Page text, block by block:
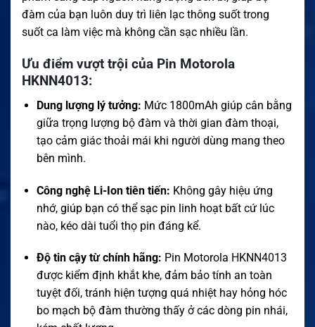
đàm của bạn luôn duy trì liên lạc thông suốt trong
suốt ca làm việc mà không cần sạc nhiều lần.
Ưu điểm vượt trội của Pin Motorola
HKNN4013:
Dung lượng lý tưởng: Mức 1800mAh giúp cân bằng
giữa trọng lượng bộ đàm và thời gian đàm thoại,
tạo cảm giác thoải mái khi người dùng mang theo
bên mình.
Công nghệ Li-Ion tiên tiến: Không gây hiệu ứng
nhớ, giúp bạn có thể sạc pin linh hoạt bất cứ lúc
nào, kéo dài tuổi thọ pin đáng kể.
Độ tin cậy từ chính hãng: Pin Motorola HKNN4013
được kiểm định khắt khe, đảm bảo tính an toàn
tuyệt đối, tránh hiện tượng quá nhiệt hay hỏng hóc
bo mạch bộ đàm thường thấy ở các dòng pin nhái,